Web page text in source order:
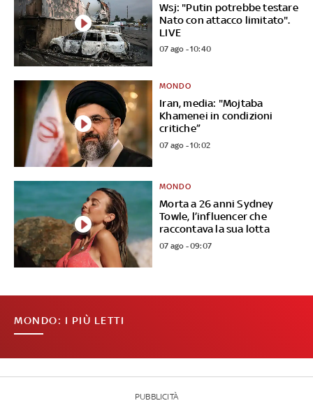
Wsj: "Putin potrebbe testare
Nato con attacco limitato".
LIVE
07 ago - 10:40
Iran, media: "Mojtaba
Khamenei in condizioni
critiche”
MONDO
07 ago - 10:02
Morta a 26 anni Sydney
Towle, l’influencer che
raccontava la sua lotta
MONDO
07 ago - 09:07
MONDO: I PIÙ LETTI
PUBBLICITÀ